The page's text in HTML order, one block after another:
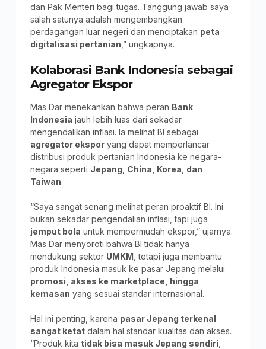
dan Pak Menteri bagi tugas. Tanggung jawab saya
salah satunya adalah mengembangkan
perdagangan luar negeri dan menciptakan peta
digitalisasi pertanian ,” ungkapnya.
Kolaborasi Bank Indonesia sebagai
Agregator Ekspor
Mas Dar menekankan bahwa peran Bank
Indonesia jauh lebih luas dari sekadar
mengendalikan inflasi. Ia melihat BI sebagai
agregator eksporyang dapat memperlancar
distribusi produk pertanian Indonesia ke negara-
negara seperti Jepang, China, Korea, dan
Taiwan.
“Saya sangat senang melihat peran proaktif BI. Ini
bukan sekadar pengendalian inflasi, tapi juga
jemput bola untuk mempermudah ekspor,” ujarnya.
Mas Dar menyoroti bahwa BI tidak hanya
mendukung sektor UMKM , tetapi juga membantu
produk Indonesia masuk ke pasar Jepang melalui
promosi, akses ke marketplace, hingga
kemasan yang sesuai standar internasional.
Hal ini penting, karena pasar Jepang terkenal
sangat ketatdalam hal standar kualitas dan akses.
“Produk kita tidak bisa masuk Jepang sendiri